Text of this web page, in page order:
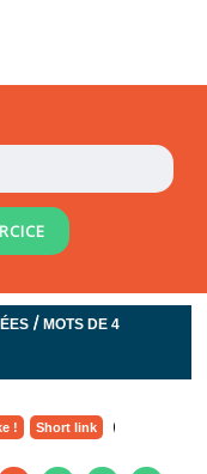
/MOTS DE 4
! Short link